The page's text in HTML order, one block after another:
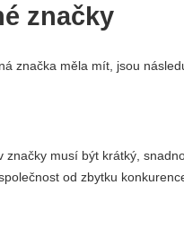
značky
značka měla mít, jsou
značky musí být krátký,
od zbytku